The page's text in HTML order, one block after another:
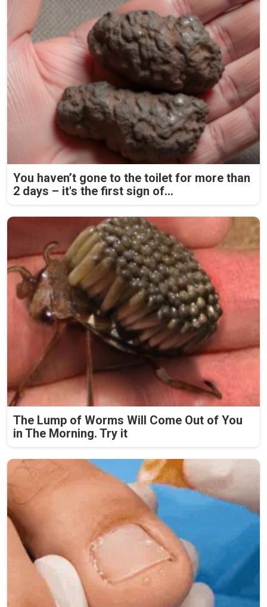
You haven’t gone to the toilet for more than
2 days – it's the first sign of...
The Lump of Worms Will Come Out of You
in The Morning. Try it